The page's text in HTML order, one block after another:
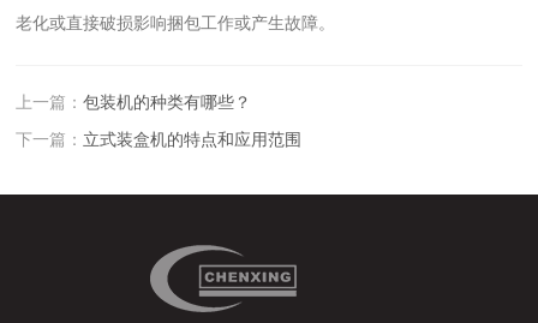
老化或直接破损影响捆包工作或产生故障。
上一篇：包装机的种类有哪些？
下一篇： 立式装盒机的特点和应用范围